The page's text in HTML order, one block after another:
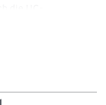
die UC-
ist und
und EPOS